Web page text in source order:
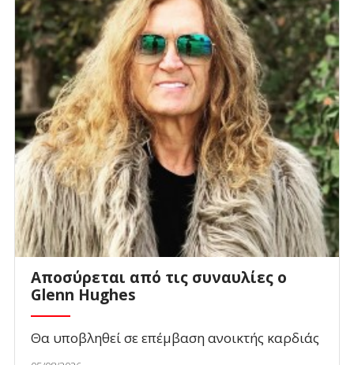
Αποσύρεται από τις συναυλίες ο
Glenn Hughes
Θα υποβληθεί σε επέμβαση ανοικτής καρδιάς